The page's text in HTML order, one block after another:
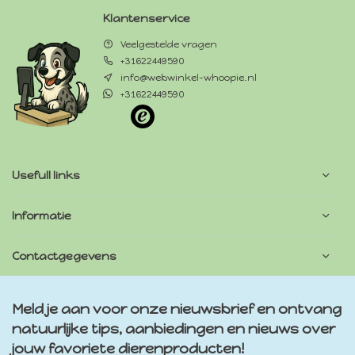
Klantenservice
Veelgestelde vragen
+31622449590
info@webwinkel-whoopie.nl
+31622449590
Usefull links
Informatie
Contactgegevens
Meld je aan voor onze nieuwsbrief en ontvang
natuurlijke tips, aanbiedingen en nieuws over
jouw favoriete dierenproducten!